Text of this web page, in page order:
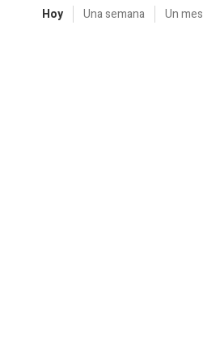
Hoy Una semana Un mes